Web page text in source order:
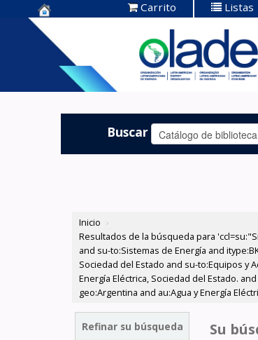
Centro de
Documentación
OLADE -
Carrito Listas
Buscar
Inicio ›
Resultados de la búsqueda para
and su-to:Sistemas de Energía and
Sociedad del Estado and su-to:Equipos y
Energía Eléctrica, Sociedad del Estado.
geo:Argentina and au:Agua y Energía
Refinar su búsqueda Su